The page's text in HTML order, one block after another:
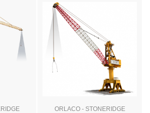
ORLACO - STONERIDGE